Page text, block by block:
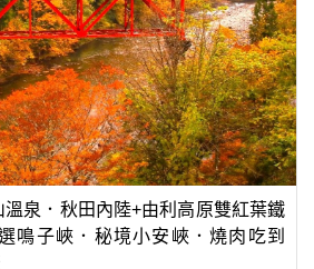
溫泉．秋田內陸+由利高原雙紅葉鐵
鳴子峽．秘境小安峽．燒肉吃到